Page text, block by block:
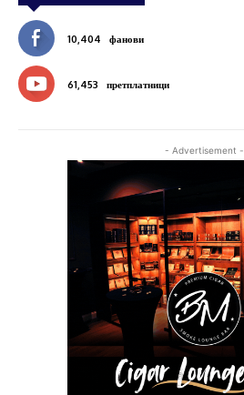
10,404 фанови
61,453 претплатници
- Advertisement -